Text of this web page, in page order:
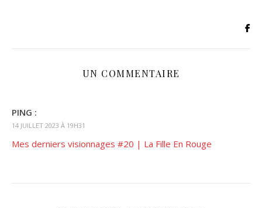
UN COMMENTAIRE
PING :
14 JUILLET 2023 À 19H31
Mes derniers visionnages #20 | La Fille En Rouge